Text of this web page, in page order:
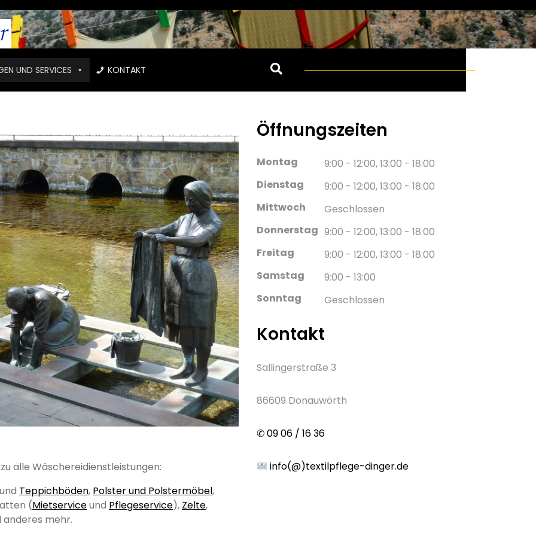
UND SERVICES KONTAKT
alle Wäschereidienstleistungen:
und Teppichböden, Polster und Polstermöbel,
(Mietserviceund Pflegeservice), Zelte,
anderes mehr.
Öffnungszeiten
Montag
9:00 - 12:00, 13:00 - 18:00
Dienstag
9:00 - 12:00, 13:00 - 18:00
Mittwoch
Geschlossen
Donnerstag 9:00 - 12:00, 13:00 - 18:00
Freitag
9:00 - 12:00, 13:00 - 18:00
Samstag
9:00 - 13:00
Sonntag
Geschlossen
Kontakt
Sallingerstraße 3
86609 Donauwörth
✆09 06 / 16 36
info(@)textilpflege-dinger.de